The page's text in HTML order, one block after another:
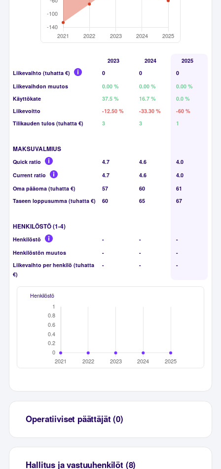
2023 2024
2025
Liikevaihto (tuhatta €)
0 0
0
Liikevaihdon muutos
0.00 % 0.00 %
0.00 %
Käyttökate
37.5 % 16.7 %
0.0 %
Liikevoitto
-12.50 % -33.30 %
-60 %
Tilikauden tulos (tuhatta €)
3 3 1
MAKSUVALMIUS
Quick ratio 4.7 4.6
4.0
Current ratio
4.7 4.6
4.0
Oma pääoma (tuhatta €)
57 60
61
Taseen loppusumma (tuhatta €)
60 65 67
HENKILÖSTÖ (1-4)
Henkilöstö - -
-
Henkilöstön muutos
- -
-
Liikevaihto per henkilö (tuhatta
€)
- - -
Henkilöstö
Operatiiviset päättäjät (0)
Hallitus ja vastuuhenkilöt (8)